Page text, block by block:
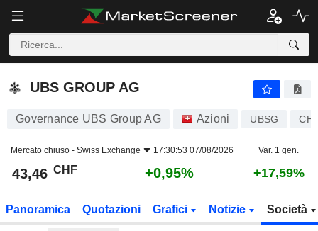
UBS GROUP AG
UBS GROUP AG
Governance UBS Group AG Azioni UBSG
Mercato chiuso - Swiss Exchange 17:30:53 07/08/2026 Var. 1 gen.
43,46 CHF +0,95% +17,59%
Panoramica Quotazioni Grafici Notizie Società